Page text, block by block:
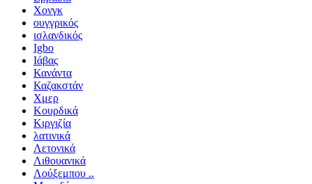
Χονγκ
ουγγρικός
ισλανδικός
Igbo
Ιάβας
Κανάντα
Καζακστάν
Χμερ
Κουρδικά
Κιργιζία
λατινικά
Λετονικά
Λιθουανικά
Λούξεμπου ..